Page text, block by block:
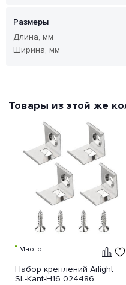
Размеры
Длина, мм
Ширина, мм
Товары из этой же
Много
Набор креплений Arlight
SL-Kant-H16 024486